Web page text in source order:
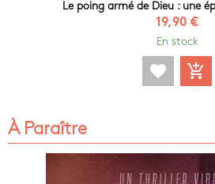
Le poing armé de Dieu : une
19,90 €
En stock
favorite add_shopping_cart
À Paraître